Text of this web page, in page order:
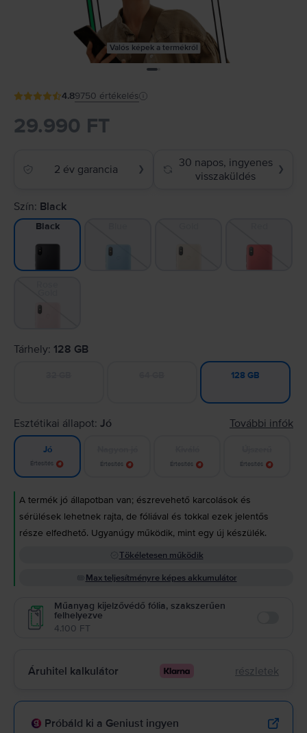
Valós képek a termékről
4.89750 értékelés
29.990 FT
2 év garancia ❯
30 napos, ingyenes
visszaküldés
❯
Szín: Black
Black
Tárhely: 128 GB
128 GB
Esztétikai állapot: Jó További infók
Jó
Értesítés Értesítés Értesítés Értesítés
A termék jó állapotban van; észrevehető karcolások és
sérülések lehetnek rajta, de fóliával és tokkal ezek jelentős
része elfedhető. Ugyanúgy működik, mint egy új készülék.
Tökéletesen működik
Max teljesítményre képes akkumulátor
Műanyag kijelzővédő fólia, szakszerűen
felhelyezve
4.100 FT
Áruhitel kalkulátor részletek
Próbáld ki a Geniust ingyen